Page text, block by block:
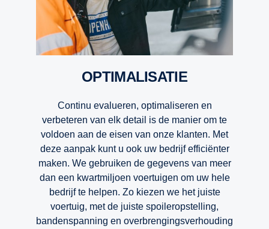
OPTIMALISATIE
Continu evalueren, optimaliseren en
verbeteren van elk detail is de manier om te
voldoen aan de eisen van onze klanten. Met
deze aanpak kunt u ook uw bedrijf efficiënter
maken. We gebruiken de gegevens van meer
dan een kwartmiljoen voertuigen om uw hele
bedrijf te helpen. Zo kiezen we het juiste
voertuig, met de juiste spoileropstelling,
bandenspanning en overbrengingsverhouding